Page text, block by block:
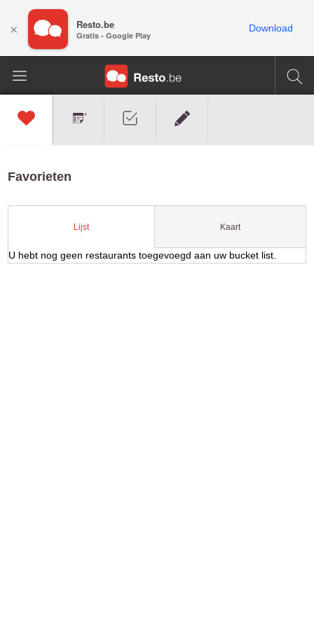
Favorieten
Lijst Kaart
U hebt nog geen restaurants toegevoegd aan uw bucket list.
× Resto.be
Gratis - Google Play
Download